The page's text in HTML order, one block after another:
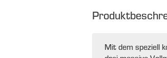
Mit dem speziell